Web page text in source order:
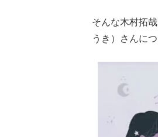
そんな木村拓
うき）さんに